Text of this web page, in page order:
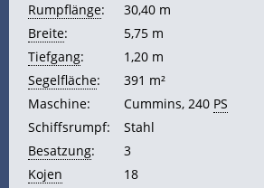
Rumpflänge:
30,40 m
Breite:
5,75 m
Tiefgang:
1,20 m
Segelfläche:
391 m²
Maschine:
Cummins, 240 PS
Schiffsrumpf:
Stahl
Besatzung:
3
Kojen
18